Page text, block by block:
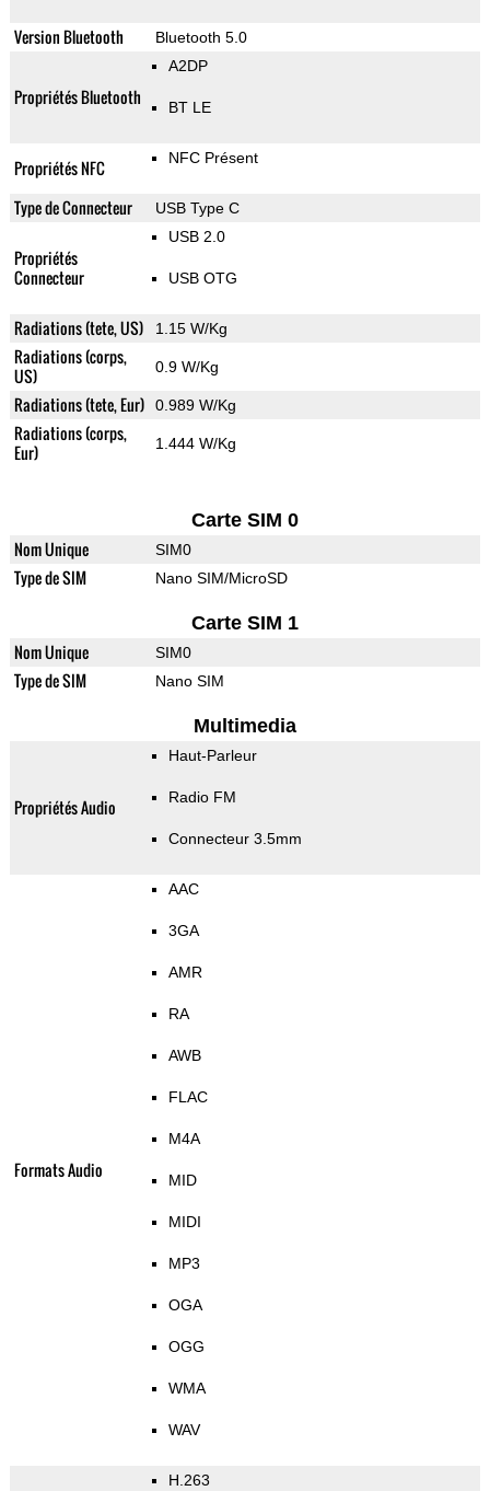
Version Bluetooth Bluetooth 5.0
Propriétés Bluetooth
A2DP
BT LE
Propriétés NFC NFC Présent
Type de Connecteur USB Type C
Propriétés
Connecteur
USB 2.0
USB OTG
Radiations (tete, US) 1.15 W/Kg
Radiations (corps,
US)
0.9 W/Kg
Radiations (tete, Eur) 0.989 W/Kg
Radiations (corps,
Eur)
1.444 W/Kg
Carte SIM 0
Nom Unique SIM0
Type de SIM Nano SIM/MicroSD
Carte SIM 1
Nom Unique SIM0
Type de SIM Nano SIM
Multimedia
Propriétés Audio
Haut-Parleur
Radio FM
Connecteur 3.5mm
Formats Audio
AAC
3GA
AMR
RA
AWB
FLAC
M4A
MID
MIDI
MP3
OGA
OGG
WMA
WAV
H.263